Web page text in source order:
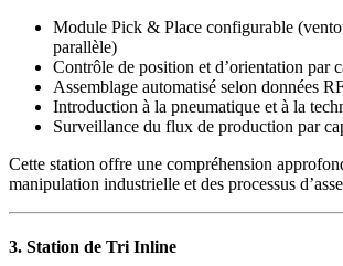
Module Pick & Place configurable
parallèle)
Contrôle de position et d’orientation par
Assemblage automatisé selon données
Introduction à la pneumatique et à la
Surveillance du flux de production par
Cette station offre une compréhension
manipulation industrielle et des processus
3. Station de Tri Inline